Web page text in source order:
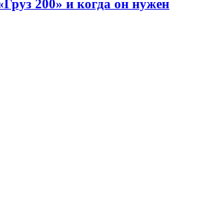
200» и когда он нужен